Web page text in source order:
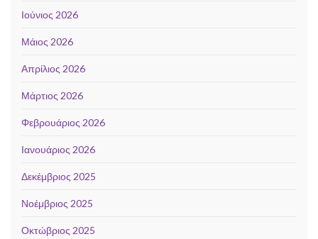
Ιούνιος 2026
Μάιος 2026
Απρίλιος 2026
Μάρτιος 2026
Φεβρουάριος 2026
Ιανουάριος 2026
Δεκέμβριος 2025
Νοέμβριος 2025
Οκτώβριος 2025